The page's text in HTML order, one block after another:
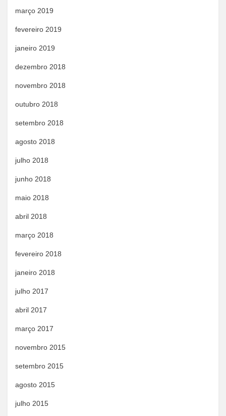
março 2019
fevereiro 2019
janeiro 2019
dezembro 2018
novembro 2018
outubro 2018
setembro 2018
agosto 2018
julho 2018
junho 2018
maio 2018
abril 2018
março 2018
fevereiro 2018
janeiro 2018
julho 2017
abril 2017
março 2017
novembro 2015
setembro 2015
agosto 2015
julho 2015